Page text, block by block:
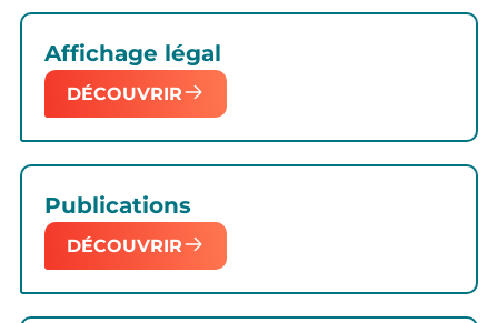
Affichage légal
DÉCOUVRIR
Publications
DÉCOUVRIR